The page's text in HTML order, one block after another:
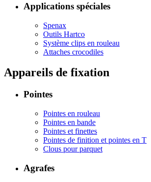
Applications spéciales
Spenax
Outils Hartco
Système clips en rouleau
Attaches crocodiles
Appareils de fixation
Pointes
Pointes en rouleau
Pointes en bande
Pointes et finettes
Pointes de finition et pointes en T
Clous pour parquet
Agrafes